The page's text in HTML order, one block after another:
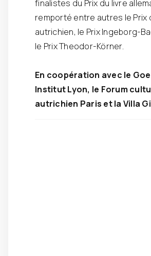
finalistes du Prix du livre
remporté entre autres le Prix
autrichien, le Prix Ingeborg-
le Prix Theodor-Körner.
En coopération avec le
Institut Lyon, le Forum
autrichien Paris et la Villa